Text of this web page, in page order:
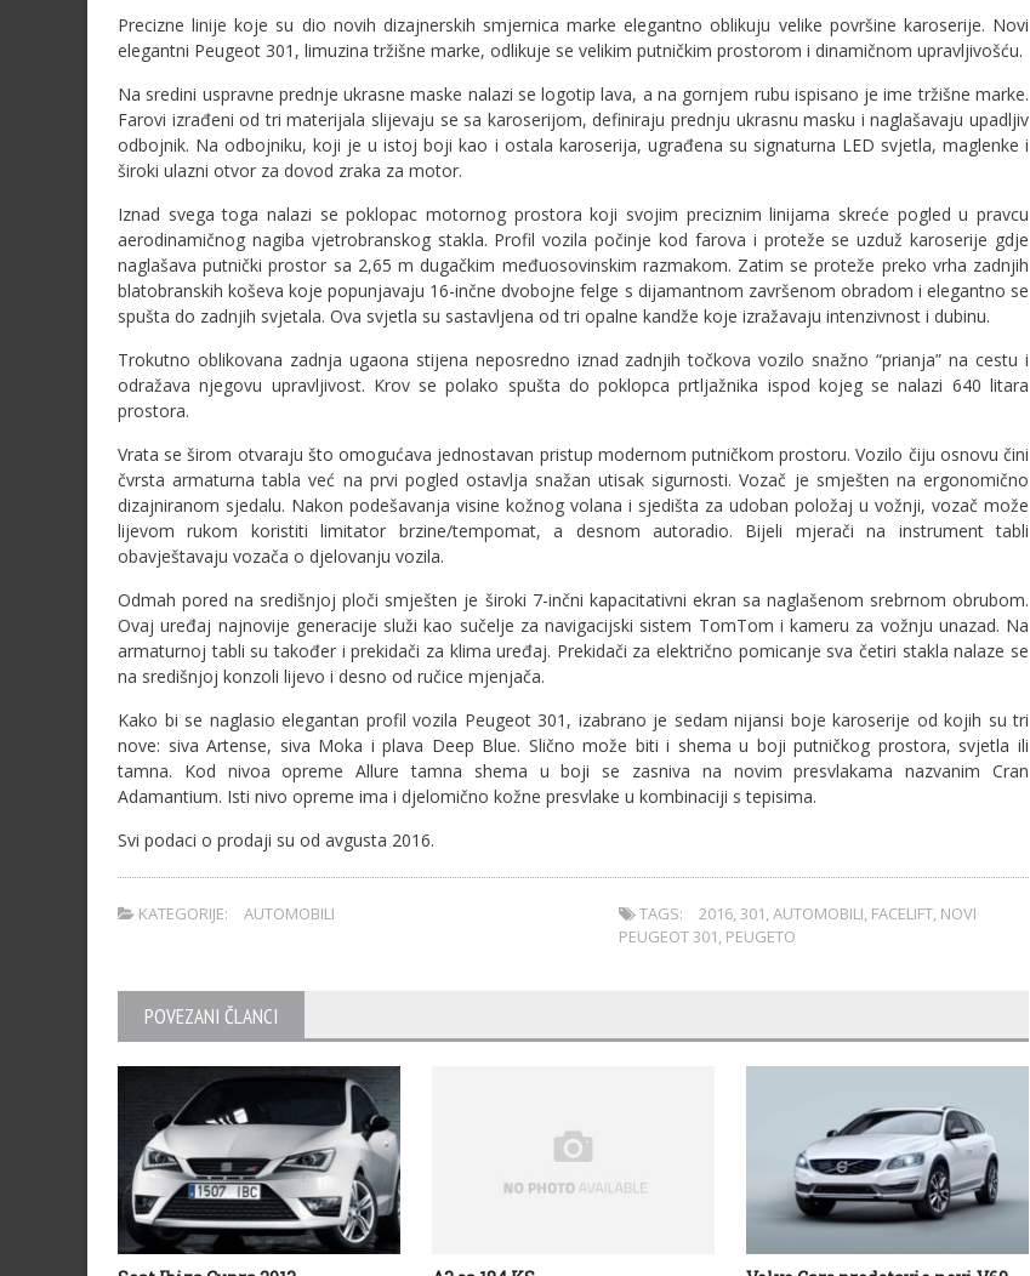
Precizne linije koje su dio novih dizajnerskih smjernica marke elegantno oblikuju velike površine karoserije. Novi
elegantni Peugeot 301, limuzina tržišne marke, odlikuje se velikim putničkim prostorom i dinamičnom upravljivošću.
Na sredini uspravne prednje ukrasne maske nalazi se logotip lava, a na gornjem rubu ispisano je ime tržišne marke.
Farovi izrađeni od tri materijala slijevaju se sa karoserijom, definiraju prednju ukrasnu masku i naglašavaju upadljiv
odbojnik. Na odbojniku, koji je u istoj boji kao i ostala karoserija, ugrađena su signaturna LED svjetla, maglenke i
široki ulazni otvor za dovod zraka za motor.
Iznad svega toga nalazi se poklopac motornog prostora koji svojim preciznim linijama skreće pogled u pravcu
aerodinamičnog nagiba vjetrobranskog stakla. Profil vozila počinje kod farova i proteže se uzduž karoserije gdje
naglašava putnički prostor sa 2,65 m dugačkim međuosovinskim razmakom. Zatim se proteže preko vrha zadnjih
blatobranskih koševa koje popunjavaju 16-inčne dvobojne felge s dijamantnom završenom obradom i elegantno se
spušta do zadnjih svjetala. Ova svjetla su sastavljena od tri opalne kandže koje izražavaju intenzivnost i dubinu.
Trokutno oblikovana zadnja ugaona stijena neposredno iznad zadnjih točkova vozilo snažno “prianja” na cestu i
odražava njegovu upravljivost. Krov se polako spušta do poklopca prtljažnika ispod kojeg se nalazi 640 litara
prostora.
Vrata se širom otvaraju što omogućava jednostavan pristup modernom putničkom prostoru. Vozilo čiju osnovu čini
čvrsta armaturna tabla već na prvi pogled ostavlja snažan utisak sigurnosti. Vozač je smješten na ergonomično
dizajniranom sjedalu. Nakon podešavanja visine kožnog volana i sjedišta za udoban položaj u vožnji, vozač može
lijevom rukom koristiti limitator brzine/tempomat, a desnom autoradio. Bijeli mjerači na instrument tabli
obavještavaju vozača o djelovanju vozila.
Odmah pored na središnjoj ploči smješten je široki 7-inčni kapacitativni ekran sa naglašenom srebrnom obrubom.
Ovaj uređaj najnovije generacije služi kao sučelje za navigacijski sistem TomTom i kameru za vožnju unazad. Na
armaturnoj tabli su također i prekidači za klima uređaj. Prekidači za električno pomicanje sva četiri stakla nalaze se
na središnjoj konzoli lijevo i desno od ručice mjenjača.
Kako bi se naglasio elegantan profil vozila Peugeot 301, izabrano je sedam nijansi boje karoserije od kojih su tri
nove: siva Artense, siva Moka i plava Deep Blue. Slično može biti i shema u boji putničkog prostora, svjetla ili
tamna. Kod nivoa opreme Allure tamna shema u boji se zasniva na novim presvlakama nazvanim Cran
Adamantium. Isti nivo opreme ima i djelomično kožne presvlake u kombinaciji s tepisima.
Svi podaci o prodaji su od avgusta 2016.
KATEGORIJE: AUTOMOBILI TAGS: 2016,301,AUTOMOBILI, FACELIFT, NOVI
PEUGEOT 301, PEUGETO
POVEZANI ČLANCI